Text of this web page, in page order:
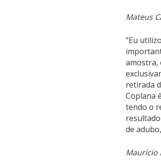
Mateus
“Eu
amostra,
retirada
Coplana
tendo o
de
Maurício